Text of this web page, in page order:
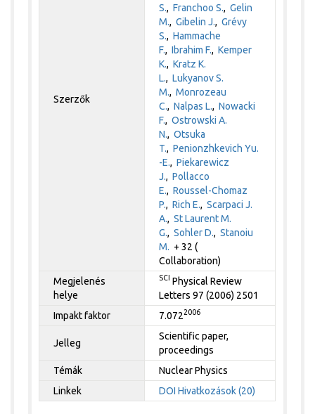
Szerzők
S.,Franchoo S.,Gelin
M.,Gibelin J.,Grévy
S.,Hammache
F.,Ibrahim F.,Kemper
K.,Kratz K.
L.,Lukyanov S.
M.,Monrozeau
C.,Nalpas L.,Nowacki
F.,Ostrowski A.
N.,Otsuka
T.,Penionzhkevich Yu.
-E.,Piekarewicz
J.,Pollacco
E.,Roussel-Chomaz
P.,Rich E.,Scarpaci J.
A.,St Laurent M.
G.,Sohler D.,Stanoiu
M. + 32 (
Collaboration)
Megjelenés
helye
SCI Physical Review
Letters 97 (2006) 2501
Impakt faktor
7.0722006
Jelleg
Scientific paper,
proceedings
Témák
Nuclear Physics
Linkek
DOI Hivatkozások (20)